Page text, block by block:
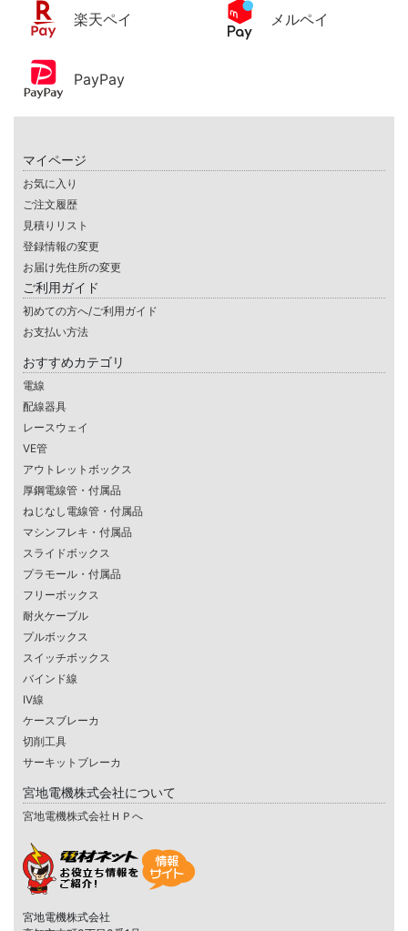
楽天ペイ メルペイ
PayPay
マイページ
お気に入り
ご注文履歴
見積りリスト
登録情報の変更
お届け先住所の変更
ご利用ガイド
初めての方へ/ご利用ガイド
お支払い方法
おすすめカテゴリ
電線
配線器具
レースウェイ
VE管
アウトレットボックス
厚鋼電線管・付属品
ねじなし電線管・付属品
マシンフレキ・付属品
スライドボックス
プラモール・付属品
フリーボックス
耐火ケーブル
プルボックス
スイッチボックス
バインド線
IV線
ケースブレーカ
切削工具
サーキットブレーカ
宮地電機株式会社について
宮地電機株式会社ＨＰへ
宮地電機株式会社